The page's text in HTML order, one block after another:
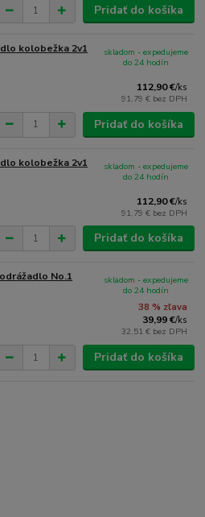
Pridať do košíka
kolobežka 2v1
112,90 €/ks
91,79 € bez DPH
skladom - expedujeme
do 24 hodín
Pridať do košíka
kolobežka 2v1
112,90 €/ks
91,79 € bez DPH
skladom - expedujeme
do 24 hodín
Pridať do košíka
No.1
38 % zľava
39,99 €/ks
32,51 € bez DPH
skladom - expedujeme
do 24 hodín
Pridať do košíka